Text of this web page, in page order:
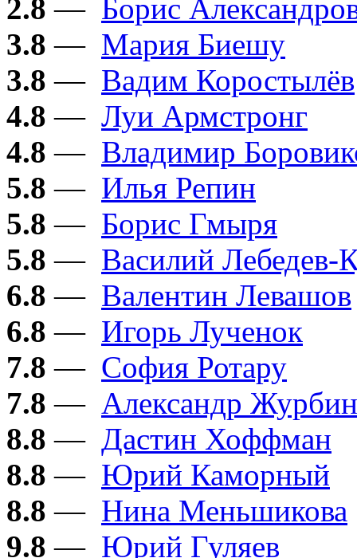
2.8 — Борис
3.8 — Мария Биешу
3.8 — Вадим Коростылёв
4.8 — Луи Армстронг
4.8 — Владимир
5.8 — Илья Репин
5.8 — Борис Гмыря
5.8 — Василий Лебедев-
6.8 — Валентин Левашов
6.8 — Игорь Лученок
7.8 — София Ротару
7.8 — Александр Журбин
8.8 — Дастин Хоффман
8.8 — Юрий Каморный
8.8 — Нина Меньшикова
9.8 — Юрий Гуляев